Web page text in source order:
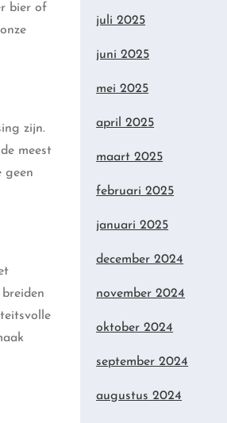
bier of
zijn.
meest
geen
juli 2025
juni 2025
mei 2025
april 2025
maart 2025
februari 2025
januari 2025
december 2024
november 2024
oktober 2024
september 2024
augustus 2024